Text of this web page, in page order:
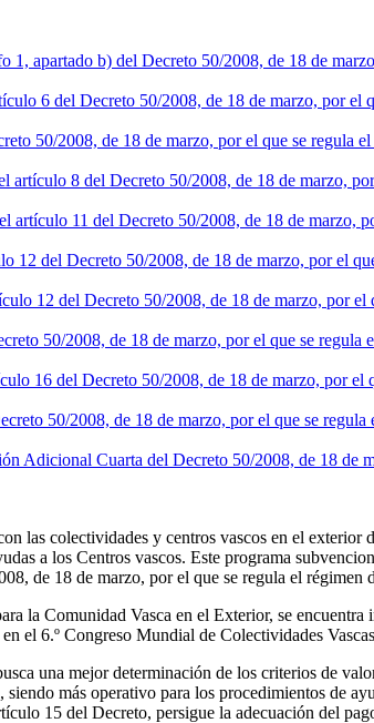
1, apartado b) del Decreto 50/2008, de 18 de
6 del Decreto 50/2008, de 18 de marzo, por el
50/2008, de 18 de marzo, por el que se regula
artículo 8 del Decreto 50/2008, de 18 de marzo,
artículo 11 del Decreto 50/2008, de 18 de marzo,
12 del Decreto 50/2008, de 18 de marzo, por el
12 del Decreto 50/2008, de 18 de marzo, por
50/2008, de 18 de marzo, por el que se
16 del Decreto 50/2008, de 18 de marzo, por
50/2008, de 18 de marzo, por el que se
Adicional Cuarta del Decreto 50/2008, de 18 de
las colectividades y centros vascos en el
a los Centros vascos. Este programa
de 18 de marzo, por el que se regula el régimen
la Comunidad Vasca en el Exterior, se
el 6.º Congreso Mundial de Colectividades
una mejor determinación de los criterios de
más operativo para los procedimientos de
15 del Decreto, persigue la adecuación del